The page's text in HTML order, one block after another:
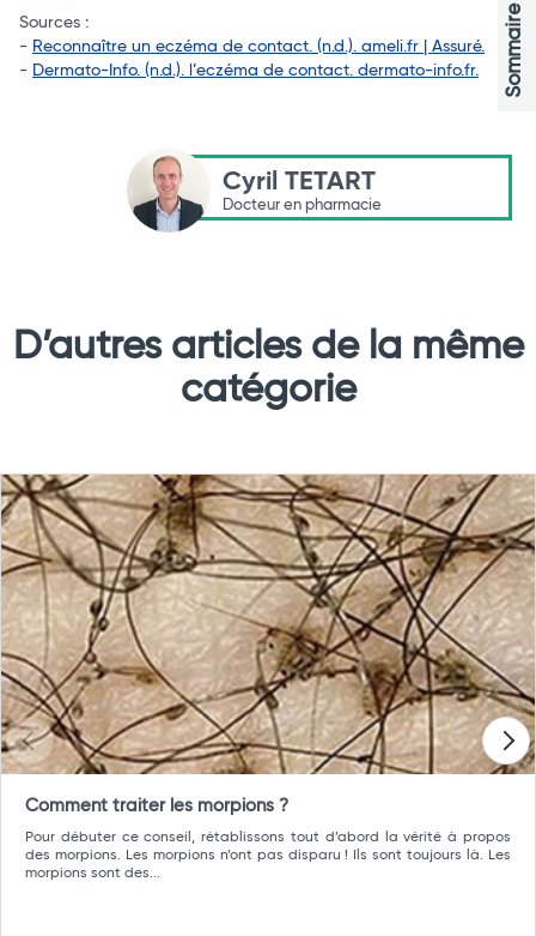
Sommaire
Sources :
- Reconnaître un eczéma de contact. (n.d.). ameli.fr | Assuré.
- Dermato-Info. (n.d.). l’eczéma de contact. dermato-info.fr.
Cyril TETART
Docteur en pharmacie
D’autres articles de la même
catégorie
Comment traiter les morpions ?
Pour débuter ce conseil, rétablissons tout d’abord la vérité à propos
des morpions. Les morpions n’ont pas disparu ! Ils sont toujours là. Les
morpions sont des...